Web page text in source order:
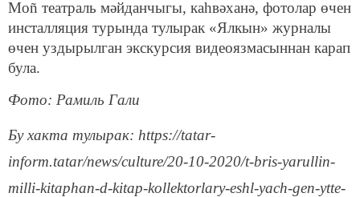
Мoñ театраль мәйданчыгы, каһвәханә, фотолар өчен
инсталляция турында тулырак «Ялкын» журналы
өчен уздырылган экскурсия видеоязмасыннан карап
була.
Фото: Рамиль Гали
Бу хакта тулырак: https://tatar-
inform.tatar/news/culture/20-10-2020/t-bris-yarullin-
milli-kitaphan-d-kitap-kollektorlary-eshl-yach-gen-ytte-